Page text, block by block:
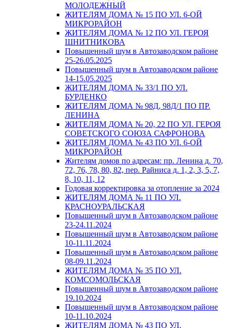
МОЛОДЕЖНЫЙ
ЖИТЕЛЯМ ДОМА № 15 ПО УЛ. 6-ОЙ
МИКРОРАЙОН
ЖИТЕЛЯМ ДОМА № 12 ПО УЛ. ГЕРОЯ
ШНИТНИКОВА
Повышенный шум в Автозаводском районе
25-26.05.2025
Повышенный шум в Автозаводском районе
14-15.05.2025
ЖИТЕЛЯМ ДОМА № 33/1 ПО УЛ.
БУРДЕНКО
ЖИТЕЛЯМ ДОМА № 98Д, 98Д/1 ПО ПР.
ЛЕНИНА
ЖИТЕЛЯМ ДОМА № 20, 22 ПО УЛ. ГЕРОЯ
СОВЕТСКОГО СОЮЗА САФРОНОВА
ЖИТЕЛЯМ ДОМА № 43 ПО УЛ. 6-ОЙ
МИКРОРАЙОН
Жителям домов по адресам: пр. Ленина д. 70,
72, 76, 78, 80, 82, пер. Райниса д. 1, 2, 3, 5, 7,
8, 10, 11, 12
Годовая корректировка за отопление за 2024
ЖИТЕЛЯМ ДОМА № 11 ПО УЛ.
КРАСНОУРАЛЬСКАЯ
Повышенный шум в Автозаводском районе
23-24.11.2024
Повышенный шум в Автозаводском районе
10-11.11.2024
Повышенный шум в Автозаводском районе
08-09.11.2024
ЖИТЕЛЯМ ДОМА № 35 ПО УЛ.
КОМСОМОЛЬСКАЯ
Повышенный шум в Автозаводском районе
19.10.2024
Повышенный шум в Автозаводском районе
10-11.10.2024
ЖИТЕЛЯМ ДОМА № 43 ПО УЛ.